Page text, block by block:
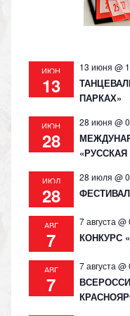
ki
ИЮН
13
13 июня @
ПАРКАХ»
ИЮН
28
28 июня @
ИЮЛ
28
28 июля @
АВГ
7
7 августа @
КОНКУРС
АВГ
7
7 августа @